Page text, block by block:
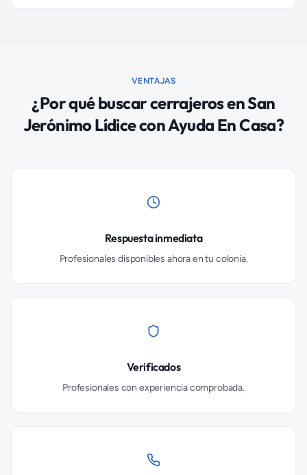
VENTAJAS
¿Por qué buscarcerrajerosenSan
Jerónimo Lídicecon Ayuda En Casa?
Respuesta inmediata
Profesionales disponibles ahora en tu colonia.
Verificados
Profesionales con experiencia comprobada.